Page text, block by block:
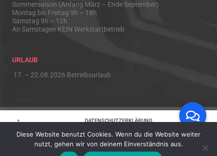
Sommersaison (Anfang März – Ende September)
Montag bis Freitag 9h – 18h
Samstag 9h – 12h
An Samstagen KEIN Werkstattbetrieb
URLAUB
17. – 22.08.2026 Betriebsurlaub
DATENSCHUTZERKLÄRUNG
HAFTUNGSAUSSCHLUSS
IMPRESSUM
Diese Website benutzt Cookies. Wenn du die Website weiter
nutzt, gehen wir von deinem Einverständnis aus.